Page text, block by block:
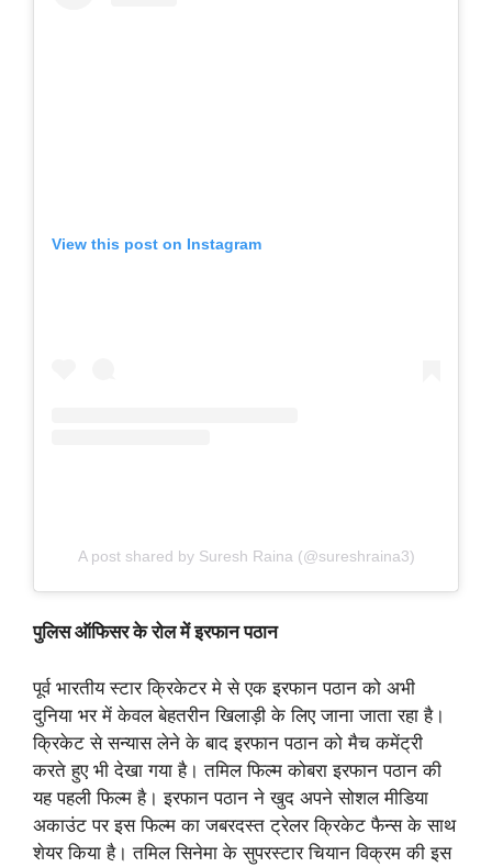
View this post on Instagram
A post shared by Suresh Raina (@sureshraina3)
पुलिस ऑफिसर के रोल में इरफान पठान
पूर्व भारतीय स्टार क्रिकेटर मे से एक इरफान पठान को अभी
दुनिया भर में केवल बेहतरीन खिलाड़ी के लिए जाना जाता रहा है।
क्रिकेट से सन्यास लेने के बाद इरफान पठान को मैच कमेंट्री
करते हुए भी देखा गया है। तमिल फिल्म कोबरा इरफान पठान की
यह पहली फिल्म है। इरफान पठान ने खुद अपने सोशल मीडिया
अकाउंट पर इस फिल्म का जबरदस्त ट्रेलर क्रिकेट फैन्स के साथ
शेयर किया है। तमिल सिनेमा के सुपरस्टार चियान विक्रम की इस